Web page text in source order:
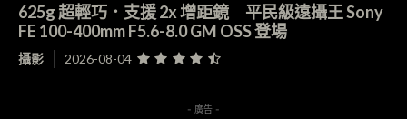
625g 超輕巧．支援 2x 增距鏡 平民級遠攝王 Sony
FE 100-400mm F5.6-8.0 GM OSS 登場
攝影 2026-08-04
- 廣告 -